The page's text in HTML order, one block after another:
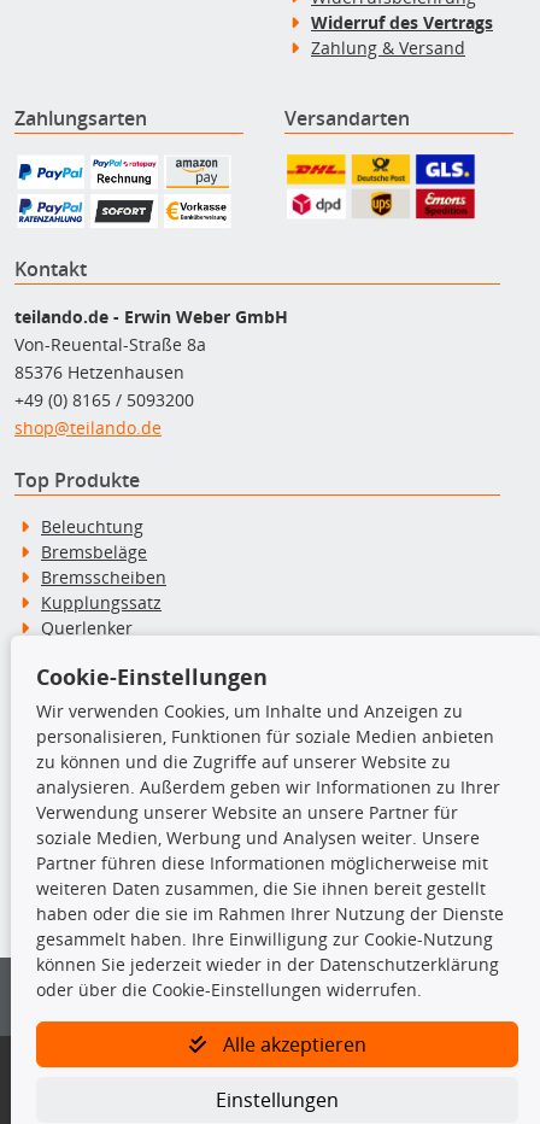
Widerruf des Vertrags
Zahlung & Versand
Zahlungsarten Versandarten
Kontakt
teilando.de - Erwin Weber GmbH
Von-Reuental-Straße 8a
85376 Hetzenhausen
+49 (0) 8165 / 5093200
shop@teilando.de
Top Produkte
Beleuchtung
Bremsbeläge
Bremsscheiben
Kupplungssatz
Querlenker
Stoßdämpfer
TecDoc Inside
Die hier angezeigten Daten insbesondere die gesamte Datenbank dürfen
nicht kopiert werden.
Es ist zu unterlassen, die Daten oder die gesamte Datenbank ohne
vorherige Zustimmung von TecDoc zu vervielfältigen, zu verbreiten
und/oder diese Handlungen durch Dritte ausführen zu lassen. Ein
Bitte prüfen Sie, ob das über unseren Onlineshop identifizierte Ersatzteil
Gegebenenfalls sind ergänzende Informationen notwendig, um
Cookie-Einstellungen
Wir verwenden Cookies, um Inhalte und Anzeigen zu
personalisieren, Funktionen für soziale Medien anbieten
zu können und die Zugriffe auf unserer Website zu
analysieren. Außerdem geben wir Informationen zu Ihrer
Verwendung unserer Website an unsere Partner für
soziale Medien, Werbung und Analysen weiter. Unsere
Partner führen diese Informationen möglicherweise mit
weiteren Daten zusammen, die Sie ihnen bereit gestellt
haben oder die sie im Rahmen Ihrer Nutzung der Dienste
gesammelt haben. Ihre Einwilligung zur Cookie-Nutzung
können Sie jederzeit wieder in der Datenschutzerklärung
oder über die Cookie-Einstellungen widerrufen.
Alle akzeptieren
Einstellungen